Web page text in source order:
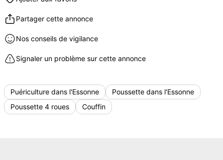
Partager cette annonce
Nos conseils de vigilance
Signaler un problème sur cette annonce
Puériculture dans l'Essonne
Poussette dans l'Essonne
Poussette 4 roues
Couffin